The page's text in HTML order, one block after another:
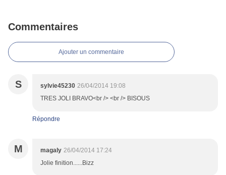
Commentaires
Ajouter un commentaire
S sylvie45230 26/04/2014 19:08
TRES JOLI BRAVO<br /> <br /> BISOUS
Répondre
M magaly 26/04/2014 17:24
Jolie finition......Bizz